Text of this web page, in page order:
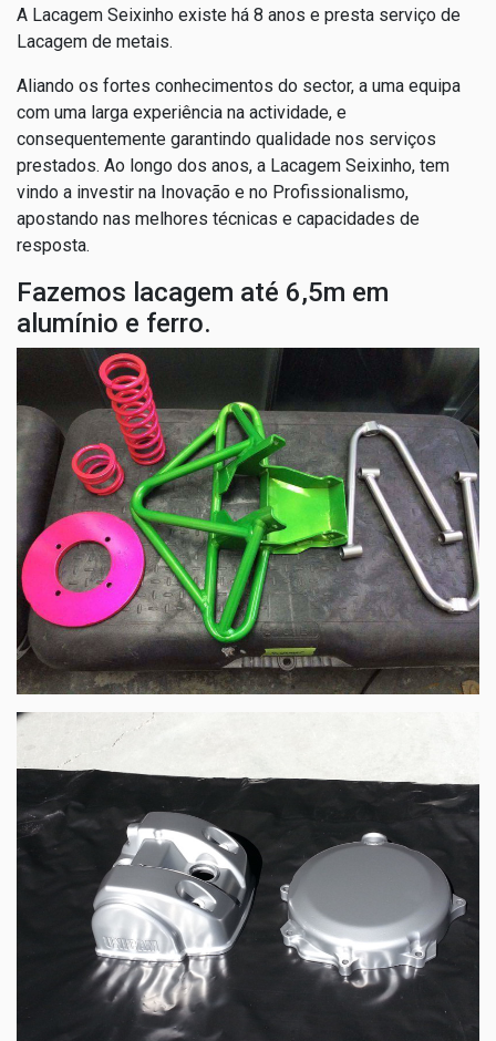
A Lacagem Seixinho existe há 8 anos e presta serviço de
Lacagem de metais.
Aliando os fortes conhecimentos do sector, a uma equipa
com uma larga experiência na actividade, e
consequentemente garantindo qualidade nos serviços
prestados. Ao longo dos anos, a Lacagem Seixinho, tem
vindo a investir na Inovação e no Profissionalismo,
apostando nas melhores técnicas e capacidades de
resposta.
Fazemos lacagem até 6,5m em
alumínio e ferro.